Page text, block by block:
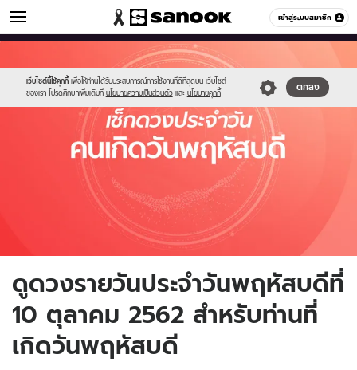
เข้าสู่ระบบสมาชิก
ดูดวง หมวดอื่นๆ
เว็บไซต์นี้ใช้คุกกี้ เพื่อให้ท่านได้รับประสบการณ์การใช้งานที่ดีที่สุดบน เว็บไซต์
ของเรา โปรดศึกษาเพิ่มเติมที่ นโยบายความเป็นส่วนตัว และ นโยบายคุกกี้
ตกลง
//s.isanook.com/sr/0/images/logo-
new-
sanook.png
//s.isanook.com/ho/0/ud/fxd/day/thursday.jpg
ดูดวงรายวันประจำวันพฤหัสบดีที่
10 ตุลาคม 2562 สำหรับท่านที่
เกิดวันพฤหัสบดี